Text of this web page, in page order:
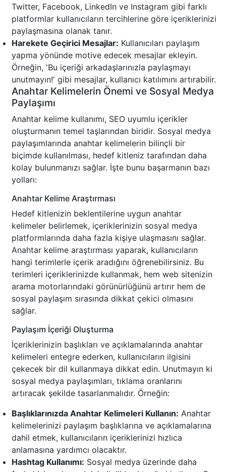
Twitter, Facebook, LinkedIn ve Instagram gibi farklı
platformlar kullanıcıların tercihlerine göre içeriklerinizi
paylaşmasına olanak tanır.
Harekete Geçirici Mesajlar: Kullanıcıları paylaşım
yapma yönünde motive edecek mesajlar ekleyin.
Örneğin, 'Bu içeriği arkadaşlarınızla paylaşmayı
unutmayın!' gibi mesajlar, kullanıcı katılımını artırabilir.
Anahtar Kelimelerin Önemi ve Sosyal Medya
Paylaşımı
Anahtar kelime kullanımı, SEO uyumlu içerikler
oluşturmanın temel taşlarından biridir. Sosyal medya
paylaşımlarında anahtar kelimelerin bilinçli bir
biçimde kullanılması, hedef kitleniz tarafından daha
kolay bulunmanızı sağlar. İşte bunu başarmanın bazı
yolları:
Anahtar Kelime Araştırması
Hedef kitlenizin beklentilerine uygun anahtar
kelimeler belirlemek, içeriklerinizin sosyal medya
platformlarında daha fazla kişiye ulaşmasını sağlar.
Anahtar kelime araştırması yaparak, kullanıcıların
hangi terimlerle içerik aradığını öğrenebilirsiniz. Bu
terimleri içeriklerinizde kullanmak, hem web sitenizin
arama motorlarındaki görünürlüğünü artırır hem de
sosyal paylaşım sırasında dikkat çekici olmasını
sağlar.
Paylaşım İçeriği Oluşturma
İçeriklerinizin başlıkları ve açıklamalarında anahtar
kelimeleri entegre ederken, kullanıcıların ilgisini
çekecek bir dil kullanmaya dikkat edin. Unutmayın ki
sosyal medya paylaşımları, tıklama oranlarını
artıracak şekilde tasarlanmalıdır. Örneğin:
Başlıklarınızda Anahtar Kelimeleri Kullanın: Anahtar
kelimelerinizi paylaşım başlıklarına ve açıklamalarına
dahil etmek, kullanıcıların içeriklerinizi hızlıca
anlamasına yardımcı olacaktır.
Hashtag Kullanımı: Sosyal medya üzerinde daha